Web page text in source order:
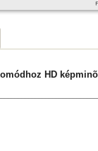
HD